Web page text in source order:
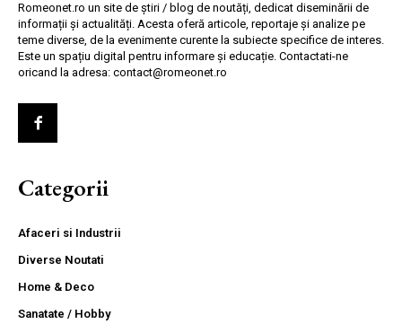
Romeonet.ro un site de știri / blog de noutăți, dedicat diseminării de
informații și actualități. Acesta oferă articole, reportaje și analize pe
teme diverse, de la evenimente curente la subiecte specifice de interes.
Este un spațiu digital pentru informare și educație. Contactati-ne
oricand la adresa: contact@romeonet.ro
Categorii
Afaceri si Industrii
Diverse Noutati
Home & Deco
Sanatate / Hobby